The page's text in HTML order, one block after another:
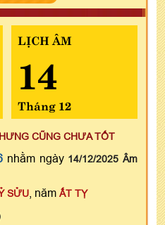
LỊCH ÂM
14
Tháng 12
CŨNG CHƯA TỐT
nhằm ngày 14/12/2025 Âm
SỬU , năm ẤT TỴ